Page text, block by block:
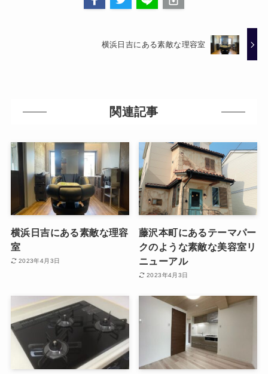
横浜日吉にある素敵な理容室
関連記事
横浜日吉にある素敵な理容
室
2023年4月3日
藤沢本町にあるテーマパー
クのような素敵な美容室リ
ニューアル
2023年4月3日